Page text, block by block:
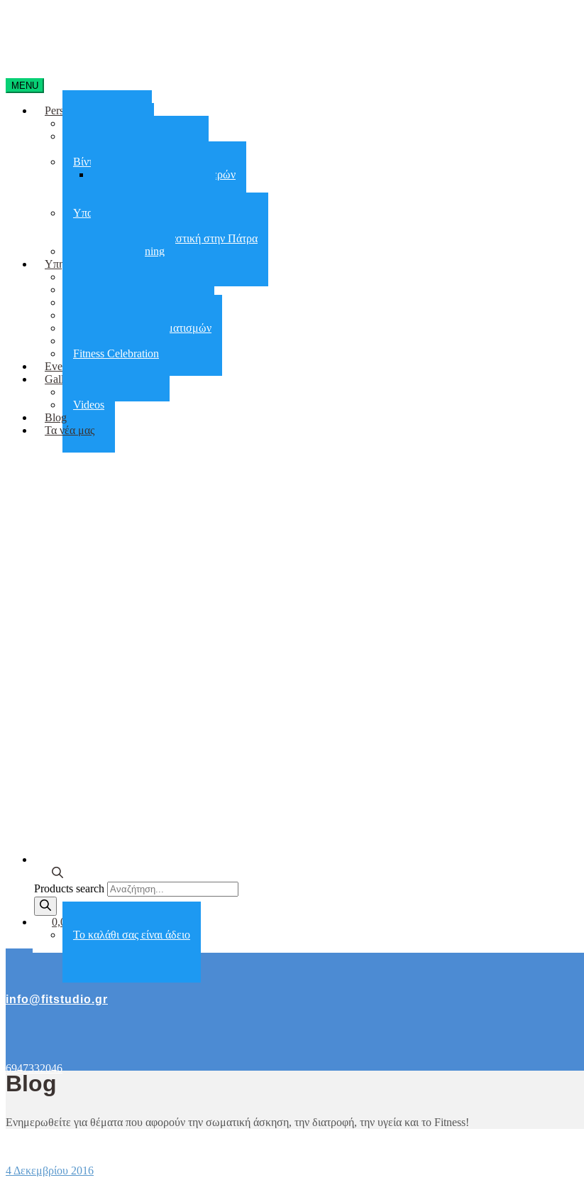
MENU
Personal Training
Βίντεο Γυμναστικής
Απώλεια Βάρους 90 Ημερών
Υπαίθρια Γυμναστική
Υπαίθρια Γυμναστική στην Πάτρα
Small group training
Υπηρεσίες
Αποκατάσταση τραυματισμών
Fitness Celebration
Events
Gallery
Videos
Blog
Τα νέα μας
Products search
0,00€
Το καλάθι σας είναι άδειο
info@fitstudio.gr
6947332046
Blog
Ενημερωθείτε για θέματα που αφορούν την σωματική άσκηση, την διατροφή, την υγεία και το Fitness!
4 Δεκεμβρίου 2016